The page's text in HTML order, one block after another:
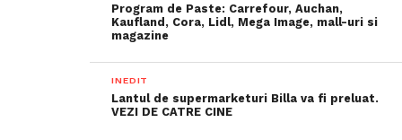
Program de Paste: Carrefour, Auchan,
Kaufland, Cora, Lidl, Mega Image, mall-uri si
magazine
INEDIT
Lantul de supermarketuri Billa va fi preluat.
VEZI DE CATRE CINE